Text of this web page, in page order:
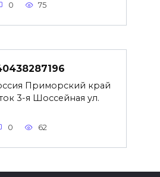
0 75
Приморский край
3-я Шоссейная ул.
0 62